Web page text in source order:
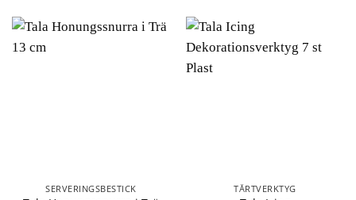
SERVERINGSBESTICK TÅRTVERKTYG